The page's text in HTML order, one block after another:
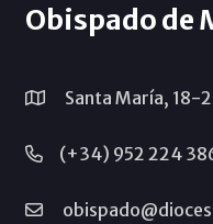
Obispado de
Santa María, 18-
(+34) 952 224